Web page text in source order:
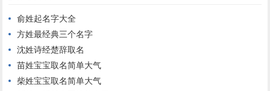
俞姓起名字大全
方姓最经典三个名字
沈姓诗经楚辞取名
苗姓宝宝取名简单大气
柴姓宝宝取名简单大气